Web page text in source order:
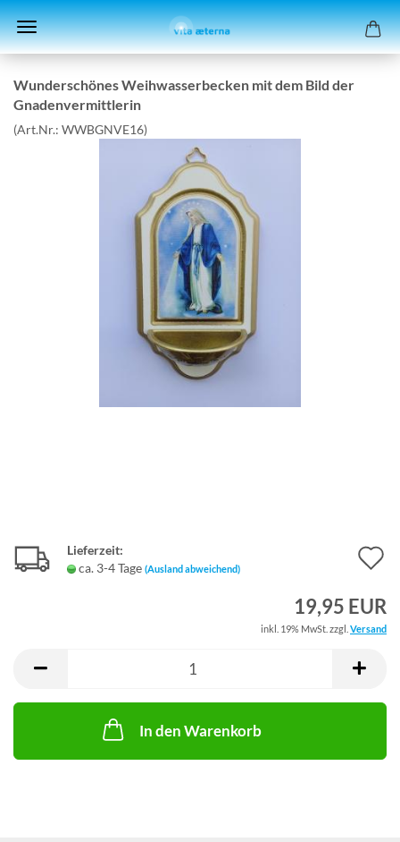
Wun­der­schö­nes Weih­was­ser­be­cken mit dem Bild der
Gna­den­ver­mitt­le­rin
(Art.Nr.: WWBGNVE16)
Lieferzeit:
ca. 3-4 Tage (Ausland abweichend)
19,95 EUR
inkl. 19% MwSt. zzgl. Versand
In den Warenkorb